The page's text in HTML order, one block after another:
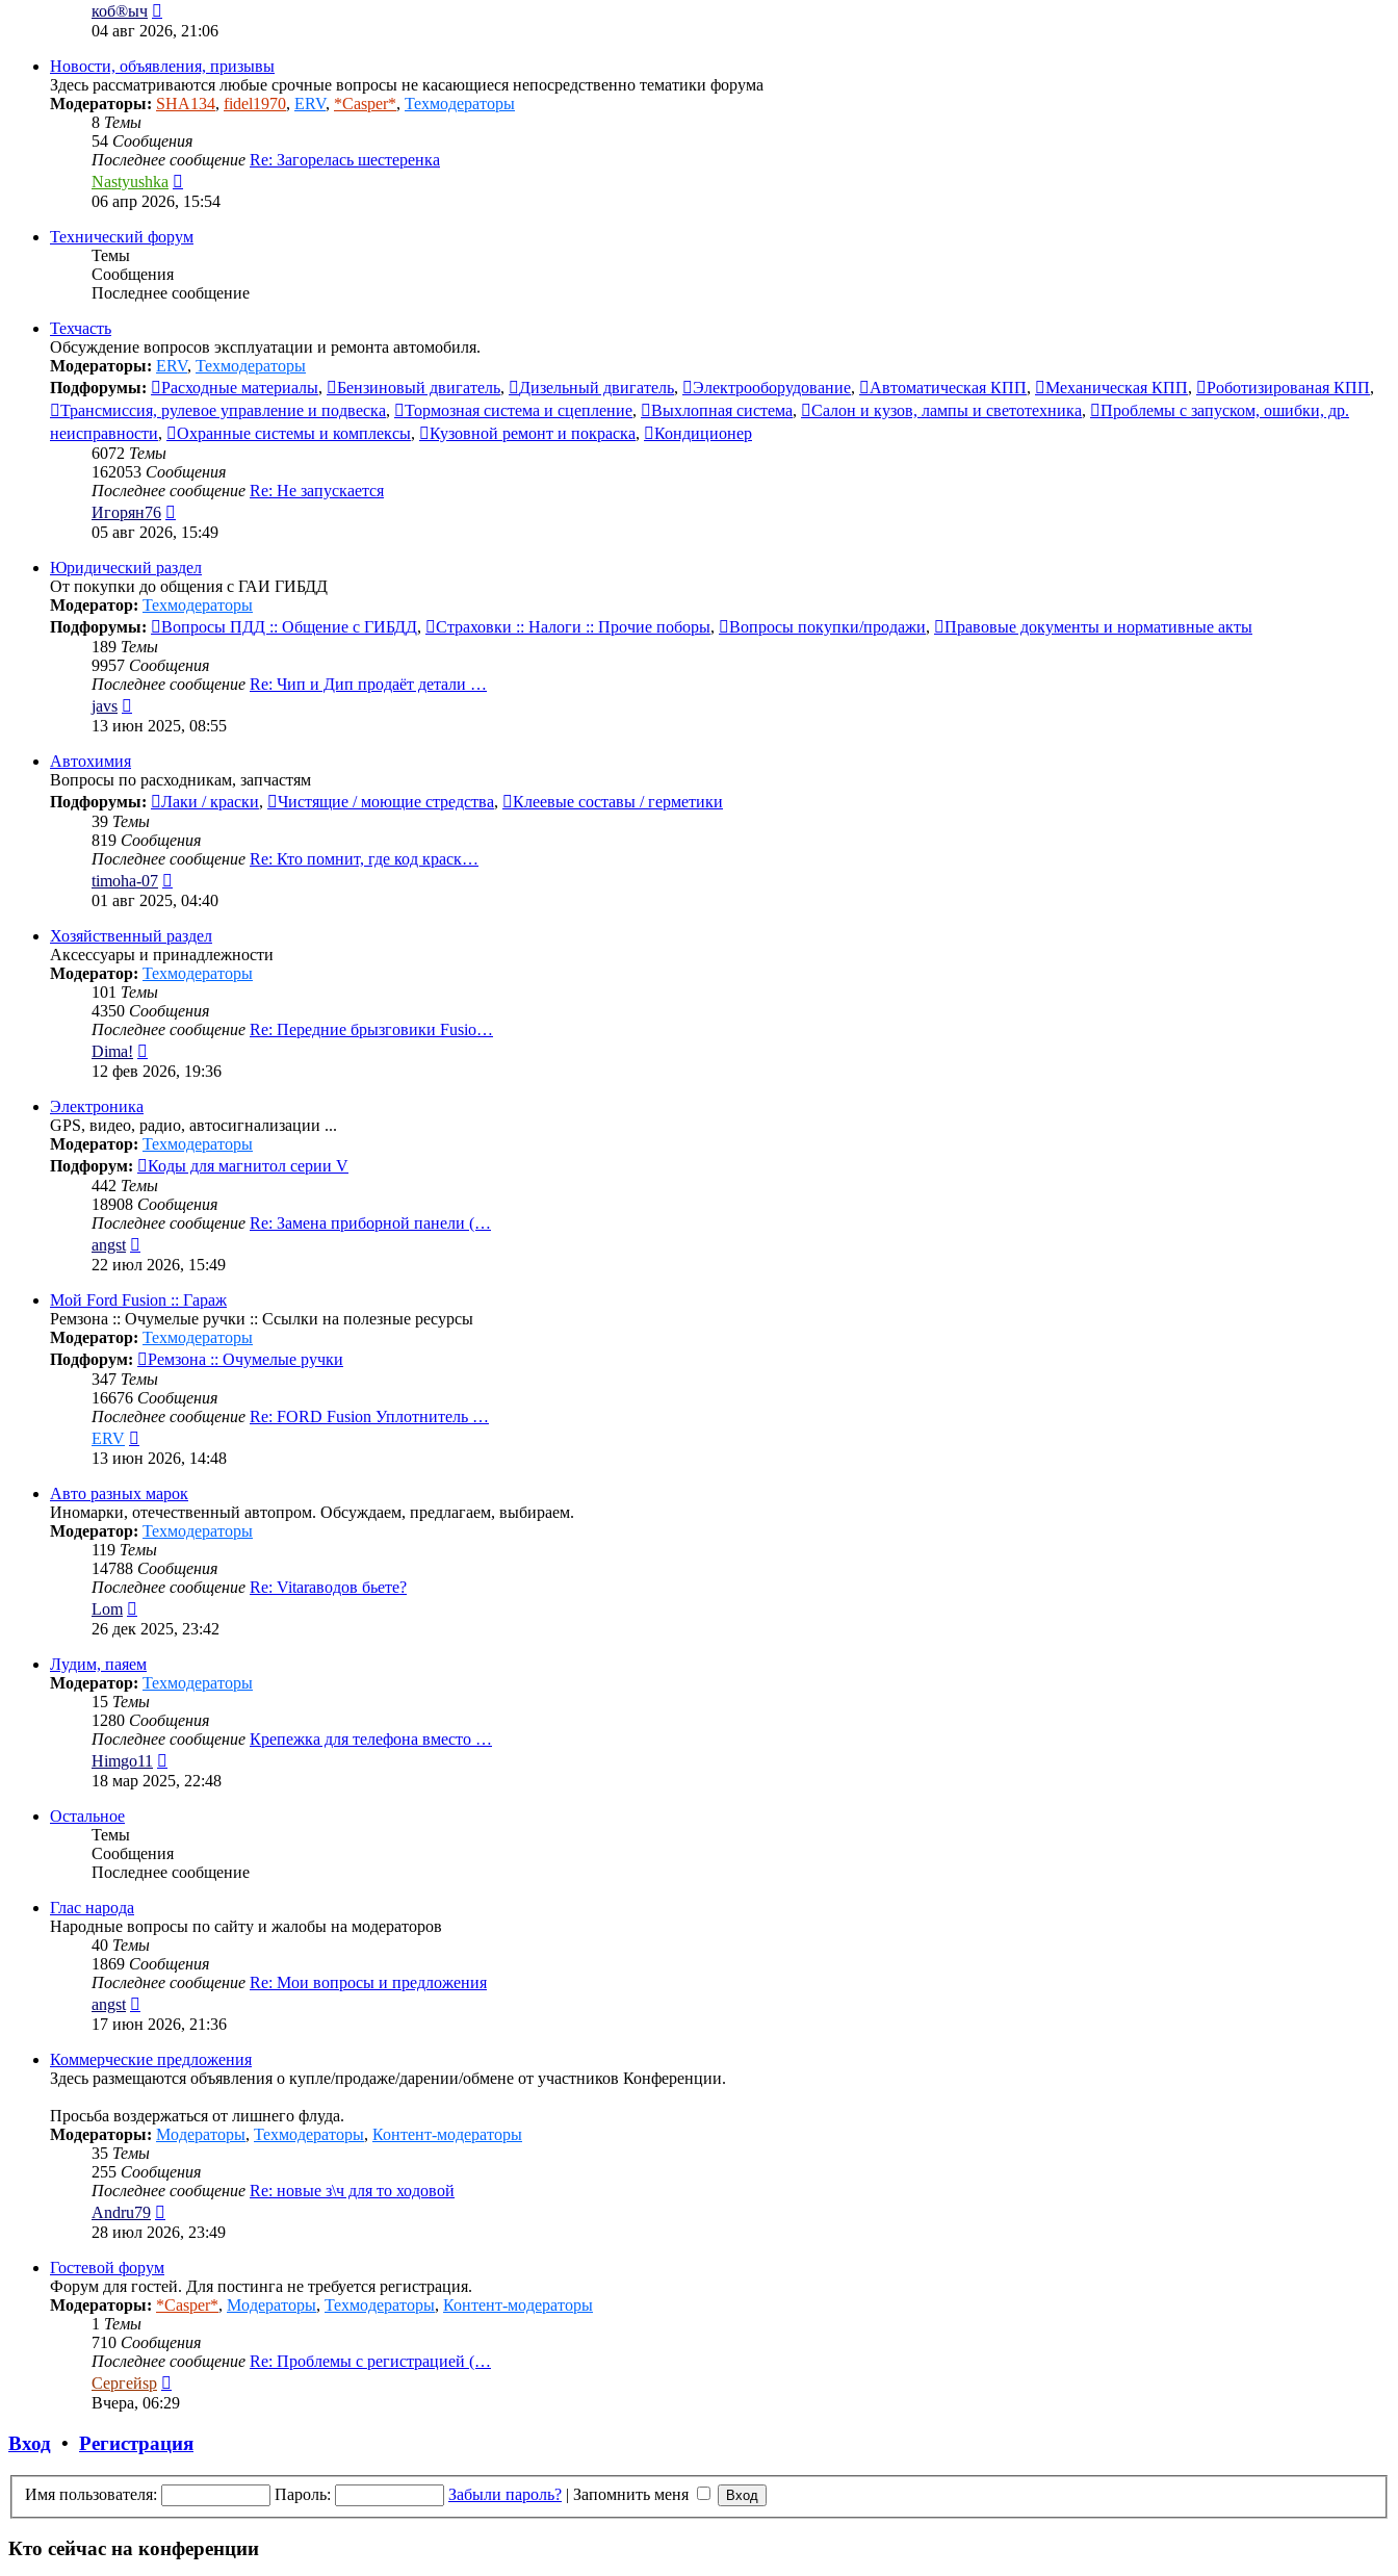
коб®ыч
к
сообщению
04 авг 2026, 21:06
Новости, объявления, призывы
Здесь рассматриваются любые срочные вопросы не касающиеся непосредственно тематики форума
Модераторы: SHA134, fidel1970, ERV, *Casper*, Техмодераторы
8 Темы
54 Сообщения
Последнее сообщение Re: Загорелась шестеренка
Nastyushka
к
сообщению
06 апр 2026, 15:54
Технический форум
Темы
Сообщения
Последнее сообщение
Техчасть
Обсуждение вопросов эксплуатации и ремонта автомобиля.
Модераторы: ERV, Техмодераторы
Подфорумы:
Расходные материалы, Бензиновый двигатель, Дизельный двигатель, Электрооборудование, Автоматическая КПП, Механическая КПП, Роботизированая КПП,
Трансмиссия, рулевое управление и подвеска, Тормозная система и сцепление, Выхлопная система, Салон и кузов, лампы и светотехника,
Проблемы с запуском, ошибки, др.
неисправности, Охранные системы и комплексы, Кузовной ремонт и покраска,
Кондиционер
6072 Темы
162053 Сообщения
Последнее сообщение Re: Не запускается
Игорян76
к
сообщению
05 авг 2026, 15:49
Юридический раздел
От покупки до общения с ГАИ ГИБДД
Модератор: Техмодераторы
Подфорумы:
Вопросы ПДД :: Общение с ГИБДД, Страховки :: Налоги :: Прочие поборы, Вопросы покупки/продажи,
Правовые документы и нормативные акты
189 Темы
9957 Сообщения
Последнее сообщение Re: Чип и Дип продаёт детали …
javs
к
13 июн 2025, 08:55
Автохимия
Вопросы по расходникам, запчастям
Подфорумы:
Лаки / краски, Чистящие / моющие стредства,
Клеевые составы / герметики
39 Темы
819 Сообщения
Последнее сообщение Re: Кто помнит, где код краск…
timoha-07
сообщению
01 авг 2025, 04:40
Хозяйственный раздел
Аксессуары и принадлежности
Модератор: Техмодераторы
101 Темы
4350 Сообщения
Последнее сообщение Re: Передние брызговики Fusio…
Dima!
к
12 фев 2026, 19:36
Электроника
GPS, видео, радио, автосигнализации ...
Модератор: Техмодераторы
Подфорум:
Коды для магнитол серии V
442 Темы
18908 Сообщения
Последнее сообщение Re: Замена приборной панели (…
angst
к
сообщению
22 июл 2026, 15:49
Мой Ford Fusion :: Гараж
Ремзона :: Очумелые ручки :: Ссылки на полезные ресурсы
Модератор: Техмодераторы
Подфорум:
Ремзона :: Очумелые ручки
347 Темы
16676 Сообщения
Последнее сообщение Re: FORD Fusion Уплотнитель …
ERV
к
сообщению
13 июн 2026, 14:48
Авто разных марок
Иномарки, отечественный автопром. Обсуждаем, предлагаем, выбираем.
Модератор: Техмодераторы
119 Темы
14788 Сообщения
Последнее сообщение Re: Vitaraводов бьете?
Lom
к
сообщению
26 дек 2025, 23:42
Лудим, паяем
Модератор: Техмодераторы
15 Темы
1280 Сообщения
Последнее сообщение Крепежка для телефона вместо …
Himgo11
к
18 мар 2025, 22:48
Остальное
Темы
Сообщения
Последнее сообщение
Глас народа
Народные вопросы по сайту и жалобы на модераторов
40 Темы
1869 Сообщения
Последнее сообщение Re: Мои вопросы и предложения
angst
к
сообщению
17 июн 2026, 21:36
Коммерческие предложения
Здесь размещаются объявления о купле/продаже/дарении/обмене от участников Конференции.
Просьба воздержаться от лишнего флуда.
Модераторы: Модераторы, Техмодераторы, Контент-модераторы
35 Темы
255 Сообщения
Последнее сообщение Re: новые з\ч для то ходовой
Andru79
к
28 июл 2026, 23:49
Гостевой форум
Форум для гостей. Для постинга не требуется регистрация.
Модераторы: *Casper*, Модераторы, Техмодераторы, Контент-модераторы
1 Темы
710 Сообщения
Последнее сообщение Re: Проблемы с регистрацией (…
Сергейsp
к
Вчера, 06:29
Вход • Регистрация
Имя пользователя: Пароль: Забыли пароль? | Запомнить меня
Кто сейчас на конференции